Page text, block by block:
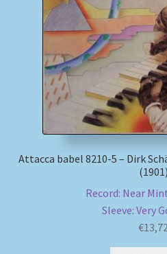
Attacca babel 8210-5 – Dirk
(1901)
Record: Near
Sleeve: Very
€13,72